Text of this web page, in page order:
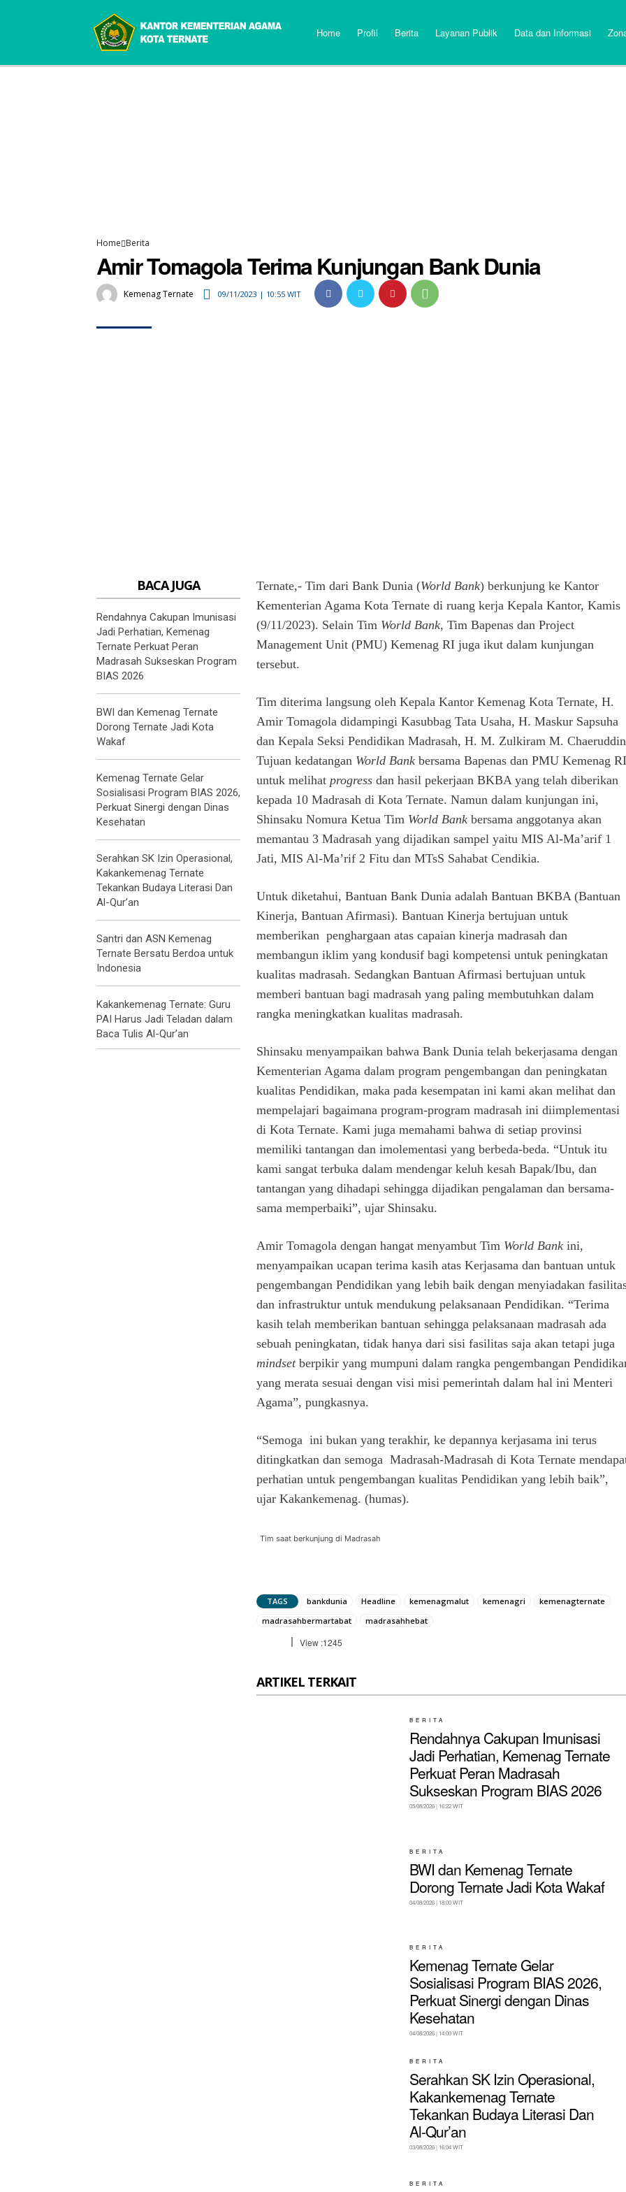
Home Profil Berita Layanan Publik Data dan Informasi
Home Berita
Amir Tomagola Terima Kunjungan Bank Dunia
Kemenag Ternate 09/11/2023 | 10:55 WIT
BACA JUGA
Rendahnya Cakupan Imunisasi
Jadi Perhatian, Kemenag
Ternate Perkuat Peran
Madrasah Sukseskan Program
BIAS 2026
BWI dan Kemenag Ternate
Dorong Ternate Jadi Kota
Wakaf
Kemenag Ternate Gelar
Sosialisasi Program BIAS 2026,
Perkuat Sinergi dengan Dinas
Kesehatan
Serahkan SK Izin Operasional,
Kakankemenag Ternate
Tekankan Budaya Literasi Dan
Al-Qur’an
Santri dan ASN Kemenag
Ternate Bersatu Berdoa untuk
Indonesia
Kakankemenag Ternate: Guru
PAI Harus Jadi Teladan dalam
Baca Tulis Al-Qur’an
Ternate,- Tim dari Bank Dunia (World Bank) berkunjung ke Kantor
Kementerian Agama Kota Ternate di ruang kerja Kepala Kantor, Kamis
(9/11/2023). Selain Tim World Bank, Tim Bapenas dan Project
Management Unit (PMU) Kemenag RI juga ikut dalam kunjungan
tersebut.
Tim diterima langsung oleh Kepala Kantor Kemenag Kota Ternate, H.
Amir Tomagola didampingi Kasubbag Tata Usaha, H. Maskur Sapsuha
dan Kepala Seksi Pendidikan Madrasah, H. M. Zulkiram M.
Tujuan kedatangan World Bank bersama Bapenas dan PMU Kemenag RI
untuk melihat progress dan hasil pekerjaan BKBA yang telah diberikan
kepada 10 Madrasah di Kota Ternate. Namun dalam kunjungan ini,
Shinsaku Nomura Ketua Tim World Bank bersama anggotanya akan
memantau 3 Madrasah yang dijadikan sampel yaitu MIS Al-Ma’arif 1
Jati, MIS Al-Ma’rif 2 Fitu dan MTsS Sahabat Cendikia.
Untuk diketahui, Bantuan Bank Dunia adalah Bantuan BKBA (Bantuan
Kinerja, Bantuan Afirmasi). Bantuan Kinerja bertujuan untuk
memberikan penghargaan atas capaian kinerja madrasah dan
membangun iklim yang kondusif bagi kompetensi untuk peningkatan
kualitas madrasah. Sedangkan Bantuan Afirmasi bertujuan untuk
memberi bantuan bagi madrasah yang paling membutuhkan dalam
rangka meningkatkan kualitas madrasah.
Shinsaku menyampaikan bahwa Bank Dunia telah bekerjasama dengan
Kementerian Agama dalam program pengembangan dan peningkatan
kualitas Pendidikan, maka pada kesempatan ini kami akan melihat dan
mempelajari bagaimana program-program madrasah ini diimplementasi
di Kota Ternate. Kami juga memahami bahwa di setiap provinsi
memiliki tantangan dan imolementasi yang berbeda-beda. “Untuk itu
kami sangat terbuka dalam mendengar keluh kesah Bapak/Ibu, dan
tantangan yang dihadapi sehingga dijadikan pengalaman dan bersama-
sama memperbaiki”, ujar Shinsaku.
Amir Tomagola dengan hangat menyambut Tim World Bank ini,
menyampaikan ucapan terima kasih atas Kerjasama dan bantuan untuk
pengembangan Pendidikan yang lebih baik dengan menyiadakan
dan infrastruktur untuk mendukung pelaksanaan Pendidikan. “Terima
kasih telah memberikan bantuan sehingga pelaksanaan madrasah ada
sebuah peningkatan, tidak hanya dari sisi fasilitas saja akan tetapi juga
mindset berpikir yang mumpuni dalam rangka pengembangan
yang merata sesuai dengan visi misi pemerintah dalam hal ini Menteri
Agama”, pungkasnya.
“Semoga ini bukan yang terakhir, ke depannya kerjasama ini terus
ditingkatkan dan semoga Madrasah-Madrasah di Kota Ternate
perhatian untuk pengembangan kualitas Pendidikan yang lebih baik”,
ujar Kakankemenag. (humas).
Tim saat berkunjung di Madrasah
TAGS bankdunia Headline kemenagmalut kemenagri
kemenagternate
madrasahbermartabat
madrasahhebat
View :1245
ARTIKEL TERKAIT
BERITA
Rendahnya Cakupan Imunisasi
Jadi Perhatian, Kemenag Ternate
Perkuat Peran Madrasah
Sukseskan Program BIAS 2026
05/08/2026 | 16:22 WIT
BERITA
BWI dan Kemenag Ternate
Dorong Ternate Jadi Kota Wakaf
04/08/2026 | 18:00 WIT
BERITA
Kemenag Ternate Gelar
Sosialisasi Program BIAS 2026,
Perkuat Sinergi dengan Dinas
Kesehatan
04/08/2026 | 14:00 WIT
BERITA
Serahkan SK Izin Operasional,
Kakankemenag Ternate
Tekankan Budaya Literasi Dan
Al-Qur’an
03/08/2026 | 16:04 WIT
BERITA